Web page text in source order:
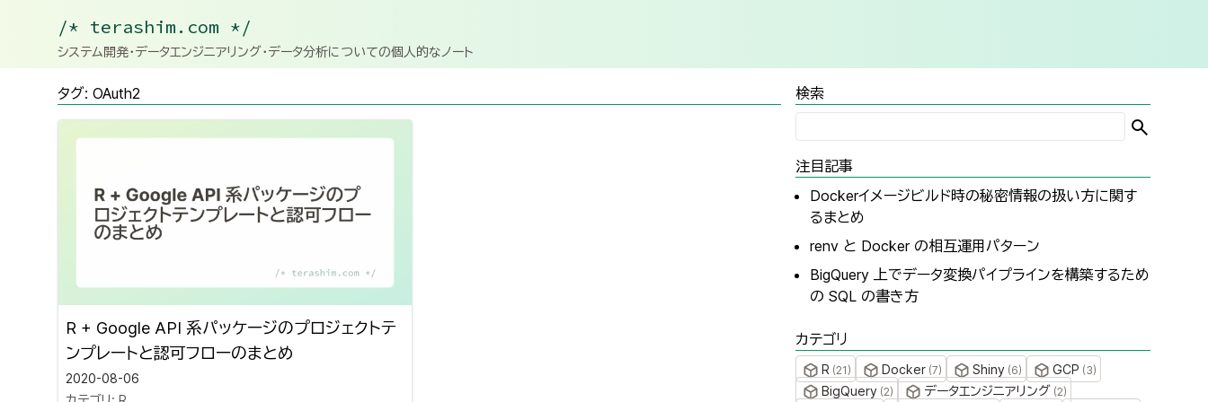
/* terashim.com */
システム開発・データエンジニアリング・データ分析についての個人的なノート
タグ: OAuth2
R + Google API 系パッケージのプロジェクトテ
ンプレートと認可フローのまとめ
2020-08-06
検索
注目記事
Dockerイメージビルド時の秘密情報の扱い方に関す
るまとめ
renv と Docker の相互運用パターン
BigQuery 上でデータ変換パイプラインを構築するため
の SQL の書き方
カテゴリ
R (21) Docker (7) Shiny (6) GCP (3)
BigQuery (2) データエンジニアリング (2)